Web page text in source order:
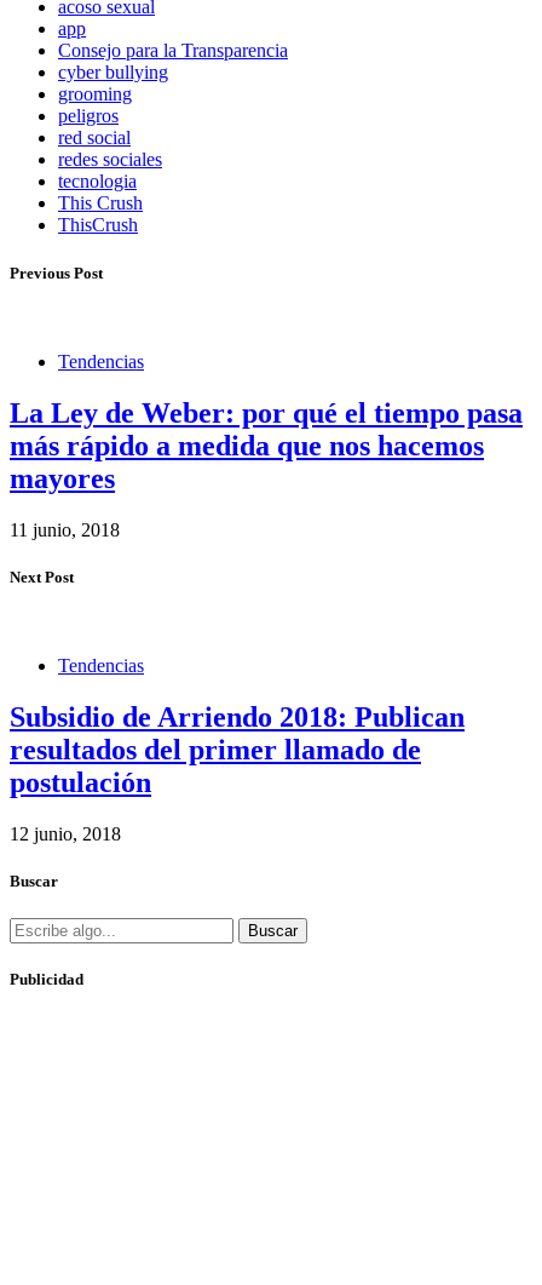
acoso sexual
app
Consejo para la Transparencia
cyber bullying
grooming
peligros
red social
redes sociales
tecnologia
This Crush
ThisCrush
Previous Post
Tendencias
La Ley de Weber: por qué el tiempo pasa
más rápido a medida que nos hacemos
mayores
11 junio, 2018
Next Post
Tendencias
Subsidio de Arriendo 2018: Publican
resultados del primer llamado de
postulación
12 junio, 2018
Buscar
Buscar
Publicidad